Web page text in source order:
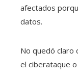
afectados
datos.
No quedó claro
el ciberataque